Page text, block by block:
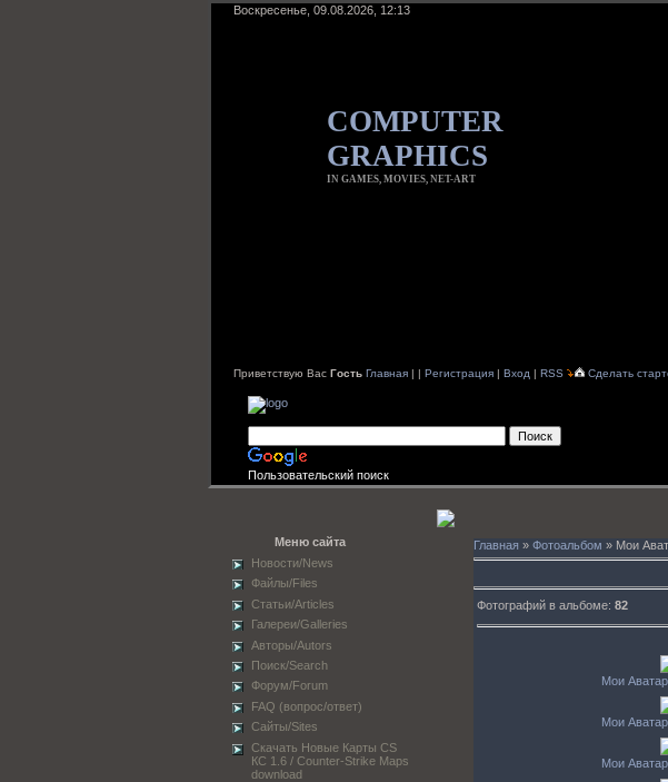
Воскресенье, 09.08.2026, 12:13
COMPUTER
GRAPHICS
IN GAMES, MOVIES, NET-ART
Приветствую Вас Гость Главная | | Регистрация | Вход | RSS Сделать
Пользовательский поиск
Меню сайта
Новости/News
Файлы/Files
Статьи/Articles
Галереи/Galleries
Авторы/Autors
Поиск/Search
Форум/Forum
FAQ (вопрос/ответ)
Сайты/Sites
Скачать Новые Карты CS
КС 1.6 / Counter-Strike Maps
download
Главная » Фотоальбом » Мои
Фотографий в альбоме: 82
Мои
Мои
Мои